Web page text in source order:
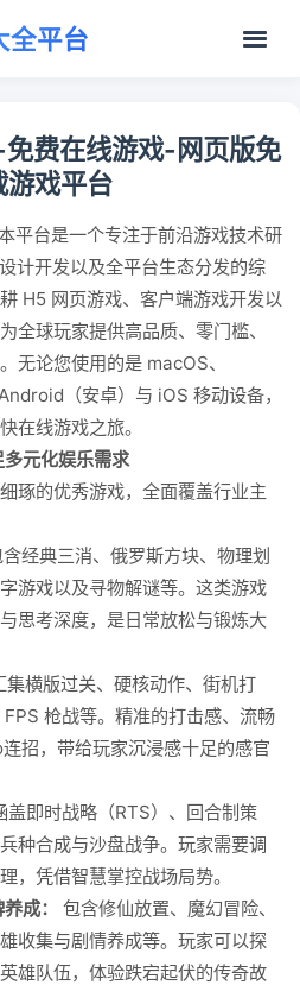
全平台
费在线游戏-网页版免
游戏平台
平台是一个专注于前沿游戏技术研
计开发以及全平台生态分发的综
H5 网页游戏、客户端游戏开发以
全球玩家提供高品质、零门槛、
无论您使用的是 macOS、
（安卓）与 iOS 移动设备，
在线游戏之旅。
元化娱乐需求
琢的优秀游戏，全面覆盖行业主
经典三消、俄罗斯方块、物理划
游戏以及寻物解谜等。这类游戏
思考深度，是日常放松与锻炼大
集横版过关、硬核动作、街机打
枪战等。精准的打击感、流畅
招，带给玩家沉浸感十足的感官
盖即时战略（RTS）、回合制策
种合成与沙盘战争。玩家需要调
，凭借智慧掌控战场局势。
成：
包含修仙放置、魔幻冒险、
收集与剧情养成等。玩家可以探
雄队伍，体验跌宕起伏的传奇故